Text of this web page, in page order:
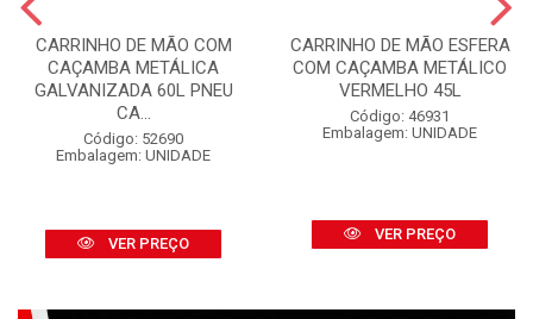
CARRINHO DE MÃO COM
CAÇAMBA METÁLICA
GALVANIZADA 60L PNEU
CA...
Código: 52690
Embalagem: UNIDADE
VER PREÇO
CARRINHO DE MÃO ESFERA
COM CAÇAMBA METÁLICO
VERMELHO 45L
Código: 46931
Embalagem: UNIDADE
VER PREÇO